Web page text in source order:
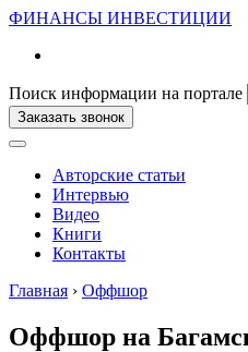
ФИНАНСЫ ИНВЕСТИЦИИ
Поиск информации на портале
Заказать звонок
Авторские статьи
Интервью
Видео
Книги
Контакты
Главная › Оффшор
Оффшор на